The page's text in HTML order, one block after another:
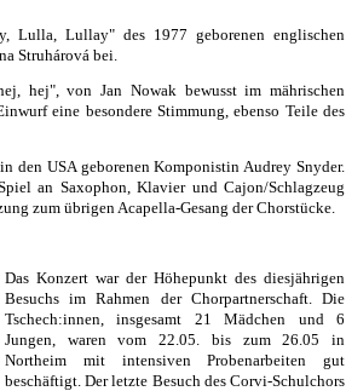
Lulla, Lullay" des 1977 geborenen englischen
Struhárová bei.
hej", von Jan Nowak bewusst im mährischen
eine besondere Stimmung, ebenso Teile des
den USA geborenen Komponistin Audrey Snyder.
an Saxophon, Klavier und Cajon/Schlagzeug
zum übrigen Acapella-Gesang der Chorstücke.
Das Konzert war der Höhepunkt des diesjährigen
Besuchs im Rahmen der Chorpartnerschaft. Die
Tschech:innen, insgesamt 21 Mädchen und 6
Jungen, waren vom 22.05. bis zum 26.05 in
Northeim mit intensiven Probenarbeiten gut
beschäftigt. Der letzte Besuch des Corvi-Schulchors